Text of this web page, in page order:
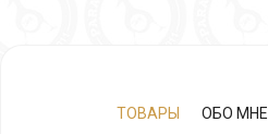
ТОВАРЫ ОБО МНЕ